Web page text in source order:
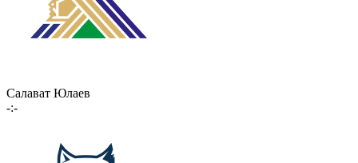
Салават Юлаев
-:-